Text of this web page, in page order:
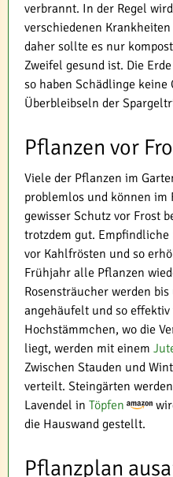
verbrannt. In der Regel
verschiedenen
daher sollte es nur
Zweifel gesund ist. Die
so haben Schädlinge keine
Überbleibseln der
Pflanzen vor
Viele der Pflanzen im
problemlos und können im
gewisser Schutz vor Frost
trotzdem gut.
vor Kahlfrösten und so
Frühjahr alle Pflanzen
Rosensträucher werden
angehäufelt und so
Hochstämmchen, wo die
liegt, werden mit einem
Zwischen Stauden und
verteilt. Steingärten
Lavendel in Töpfen
die Hauswand gestellt.
Pflanzplan